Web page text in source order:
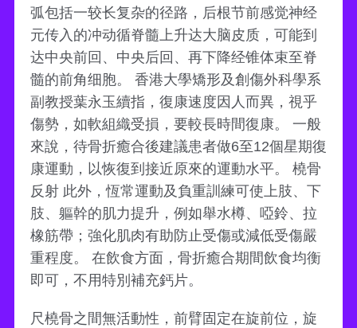
弧包括一较长复杂的径路，后根节前感觉神经
元传入的冲动循脊髓上升达大脑皮质，可能到
达中央前回、中央后回、再下降经锥体束至脊
髓的前角细胞。 香港大學矯形及創傷外科學系
副教授葉永玉續指，復康速度因人而異，視乎
傷勢，如軟組織受損，要較長時間復康。 一般
來說，待骨折癒合後建議患者做6至12個星期復
康運動，以恢復到接近原來的運動水平。 橈骨
反射 此外，恆常運動及負重訓練可使上肢、下
肢、軀幹的肌力提升，例如舉水樽、啞鈴、拉
橡筋帶；強化肌肉有助防止受傷或減低受傷嚴
重程度。 在飲食方面，骨折癒合期間飲食均衡
即可，不用特別補充鈣片。
尺橈骨之間無活動性，前臂固定在旋前位，旋